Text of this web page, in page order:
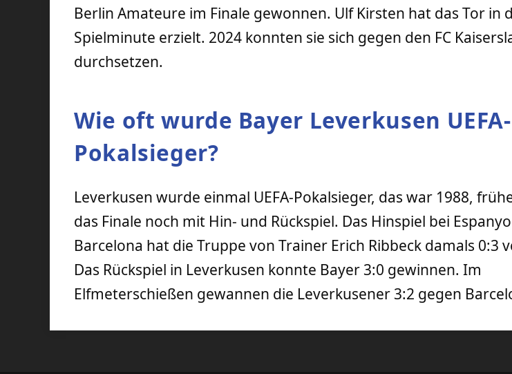
Berlin Amateure im Finale gewonnen. Ulf Kirsten hat das Tor in
Spielminute erzielt. 2024 konnten sie sich gegen den FC
durchsetzen.
Wie oft wurde Bayer Leverkusen UEFA-
Pokalsieger?
Leverkusen wurde einmal UEFA-Pokalsieger, das war 1988,
das Finale noch mit Hin- und Rückspiel. Das Hinspiel bei
Barcelona hat die Truppe von Trainer Erich Ribbeck damals 0:3
Das Rückspiel in Leverkusen konnte Bayer 3:0 gewinnen. Im
Elfmeterschießen gewannen die Leverkusener 3:2 gegen